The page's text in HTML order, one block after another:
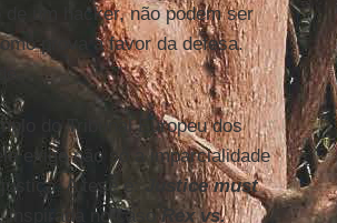
um hacker, não podem ser
prova a favor da defesa.
do Tribunal Europeu dos
exige não só a imparcialidade
A tese é:
Justice must
inspirada no casoRex vs.